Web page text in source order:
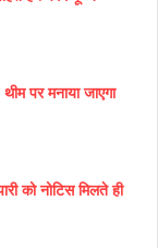
पर मनाया जाएगा
को नोटिस मिलते ही